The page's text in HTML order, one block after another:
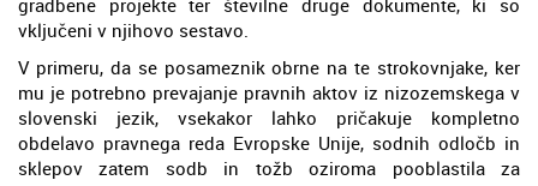
vključeni v njihovo sestavo.
V primeru, da se posameznik obrne na te strokovnjake, ker
mu je potrebno prevajanje pravnih aktov iz nizozemskega v
slovenski jezik, vsekakor lahko pričakuje kompletno
obdelavo pravnega reda Evropske Unije, sodnih odločb in
sklepov zatem sodb in tožb oziroma pooblastila za